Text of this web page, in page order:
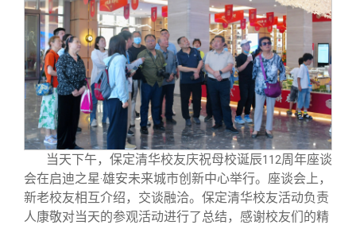
当天下午，保定清华校友庆祝母校诞辰112周年座谈
会在启迪之星·雄安未来城市创新中心举行。座谈会上，
新老校友相互介绍，交谈融洽。保定清华校友活动负责
人康敬对当天的参观活动进行了总结，感谢校友们的精